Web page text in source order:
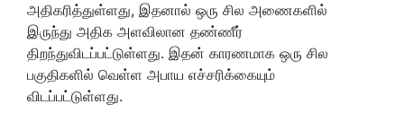
அதிகரித்துள்ளது, இதனால் ஒரு சில அணைகளில்
இருந்து அதிக அளவிலான தண்ணீர்
திறந்துவிடப்பட்டுள்ளது. இதன் காரணமாக ஒரு சில
பகுதிகளில் வெள்ள அபாய எச்சரிக்கையும்
விடப்பட்டுள்ளது.